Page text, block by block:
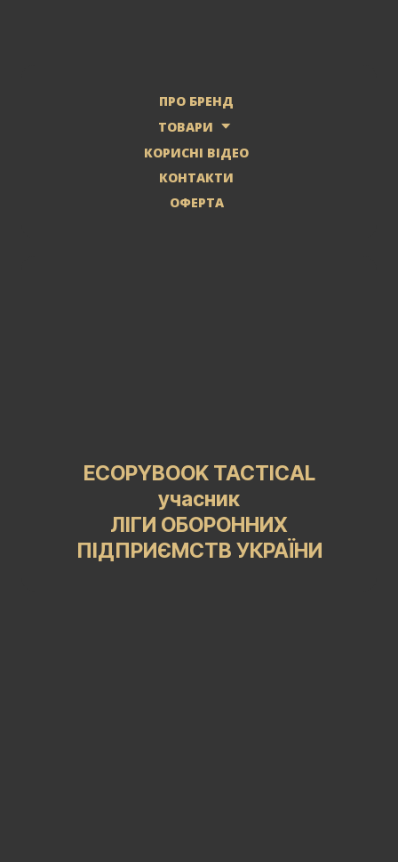
ПРО БРЕНД
ТОВАРИ
КОРИСНІ ВІДЕО
КОНТАКТИ
ОФЕРТА
ECOPYBOOK TACTICAL
учасник
ЛІГИ ОБОРОННИХ
ПІДПРИЄМСТВ УКРАЇНИ